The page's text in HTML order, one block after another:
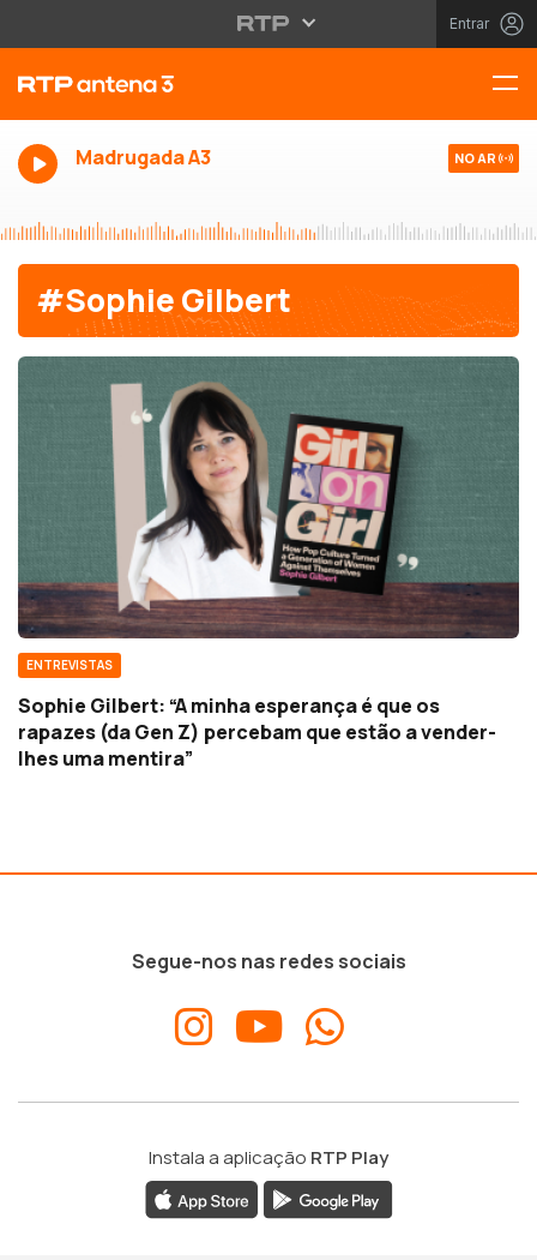
Entrar
Madrugada A3 NO AR
#Sophie Gilbert
ENTREVISTAS
Sophie Gilbert: “A minha esperança é que os
rapazes (da Gen Z) percebam que estão a vender-
lhes uma mentira”
Segue-nos nas redes sociais
Instala a aplicação RTP Play